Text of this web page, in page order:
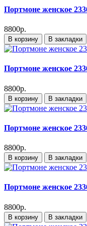
Портмоне женское
8800р.
В корзину В закладки
Портмоне женское
8800р.
В корзину В закладки
Портмоне женское
8800р.
В корзину В закладки
Портмоне женское
8800р.
В корзину В закладки